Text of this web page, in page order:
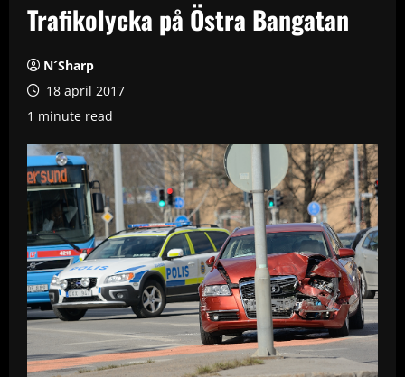
Trafikolycka på Östra Bangatan
N´Sharp
18 april 2017
1 minute read